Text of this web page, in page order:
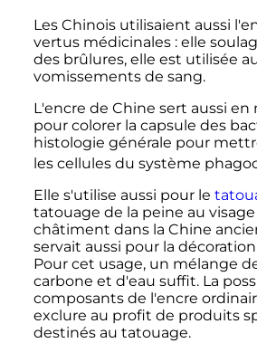
Les Chinois utilisaient aussi
vertus médicinales : elle
des brûlures, elle est utilisée
vomissements de sang.
L'encre de Chine sert aussi
pour colorer la capsule des
histologie générale pour
les cellules du système
Elle s'utilise aussi pour le
tatouage de la peine au
châtiment dans la Chine
servait aussi pour la
Pour cet usage, un mélange
carbone et d'eau suffit. La
composants de l'encre
exclure au profit de produits
destinés au tatouage.